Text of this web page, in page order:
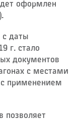
оформлен
с даты
г. стало
документов
с местами
применением
позволяет